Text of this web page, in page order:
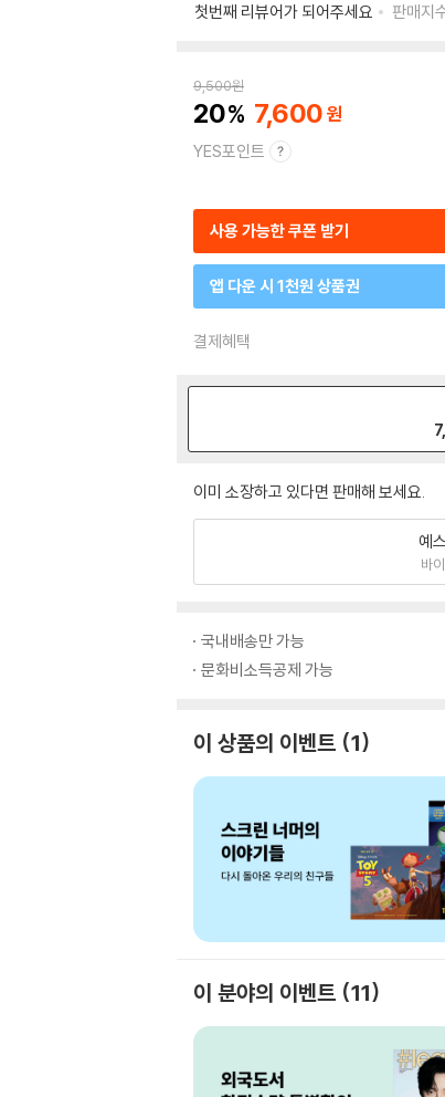
첫번째 리뷰어가 되어주세요
판매지
9,500원
20 7,600
YES포인트
사용 가능한 쿠폰 받기
앱 다운 시 1천원 상품권
결제혜택
이미 소장하고 있다면 판매해 보세요.
예
바
국내배송만 가능
문화비소득공제 가능
이 상품의 이벤트 1
이 분야의 이벤트 11